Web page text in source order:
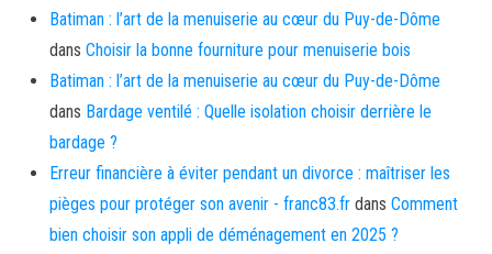
Batiman : l’art de la menuiserie au cœur du Puy-de-Dôme
dans Choisir la bonne fourniture pour menuiserie bois
Batiman : l’art de la menuiserie au cœur du Puy-de-Dôme
dans Bardage ventilé : Quelle isolation choisir derrière le
bardage ?
Erreur financière à éviter pendant un divorce : maîtriser les
pièges pour protéger son avenir - franc83.fr dans Comment
bien choisir son appli de déménagement en 2025 ?